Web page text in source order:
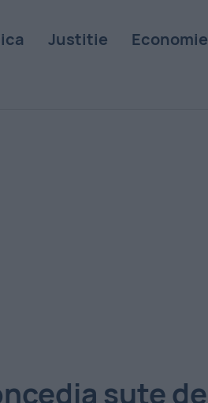
Justitie Economie
sute de